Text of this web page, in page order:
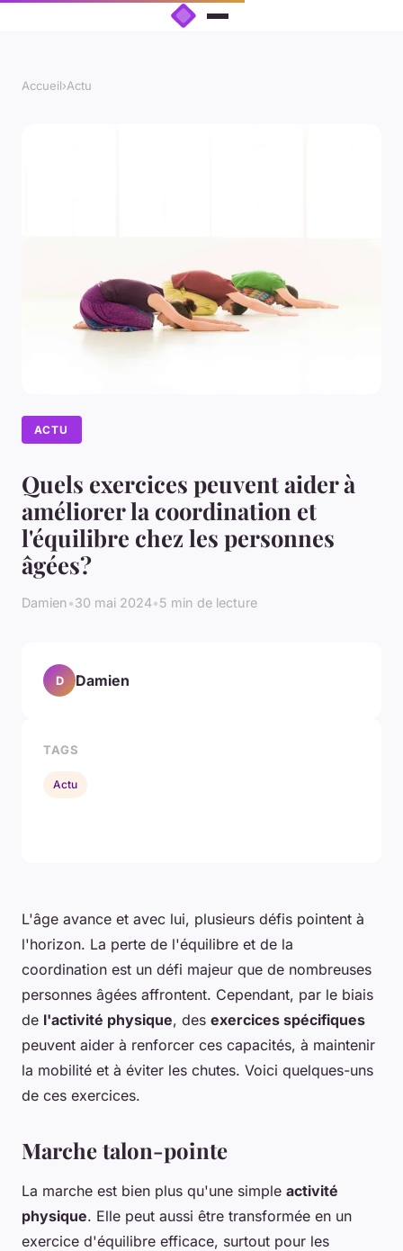
Accueil›Actu
ACTU
Quels exercices peuvent aider à
améliorer la coordination et
l'équilibre chez les personnes
âgées?
Damien•30 mai 2024•5 min de lecture
L'âge avance et avec lui, plusieurs défis pointent à
l'horizon. La perte de l'équilibre et de la
coordination est un défi majeur que de nombreuses
personnes âgées affrontent. Cependant, par le biais
de l'activité physique, des exercices spécifiques
peuvent aider à renforcer ces capacités, à maintenir
la mobilité et à éviter les chutes. Voici quelques-uns
de ces exercices.
Marche talon-pointe
La marche est bien plus qu'une simple activité
physique. Elle peut aussi être transformée en un
exercice d'équilibre efficace, surtout pour les
D Damien
TAGS
Actu